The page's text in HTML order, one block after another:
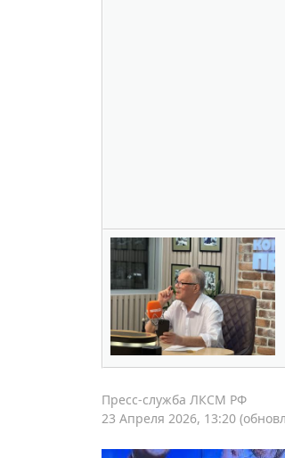
Пресс-служба ЛКСМ РФ
23 Апреля 2026, 13:20